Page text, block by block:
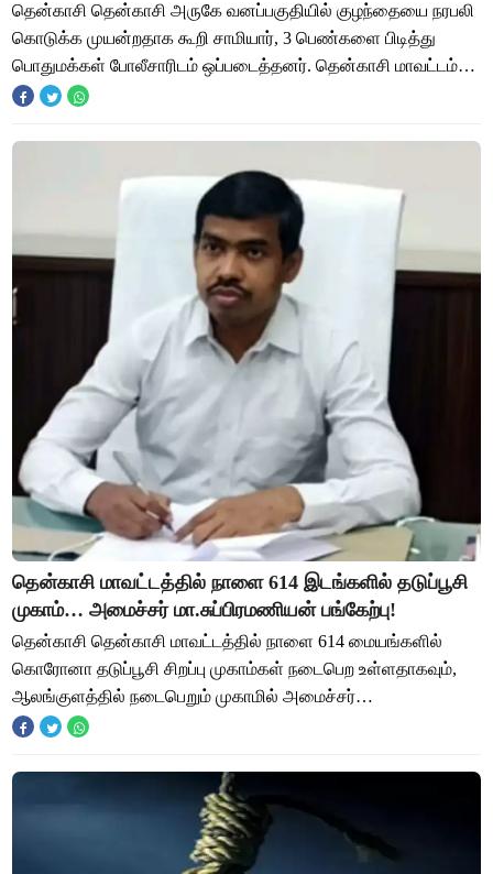
தென்காசி தென்காசி அருகே வனப்பகுதியில் குழந்தையை நரபலி
கொடுக்க முயன்றதாக கூறி சாமியார், 3 பெண்களை பிடித்து
பொதுமக்கள் போலீசாரிடம் ஒப்படைத்தனர். தென்காசி மாவட்டம்
ஆழ்வார்குறிச்சி அருகே கடனாநதி அணை அமைந
தென்காசி மாவட்டத்தில் நாளை 614 இடங்களில் தடுப்பூசி
முகாம்… அமைச்சர் மா.சுப்பிரமணியன் பங்கேற்பு!
தென்காசி தென்காசி மாவட்டத்தில் நாளை 614 மையங்களில்
கொரோனா தடுப்பூசி சிறப்பு முகாம்கள் நடைபெற உள்ளதாகவும்,
ஆலங்குளத்தில் நடைபெறும் முகாமில் அமைச்சர்
மா.சுப்பிரமணியன் கலந்துகொள்வதாகவும் ஆட்சியர் கோபால